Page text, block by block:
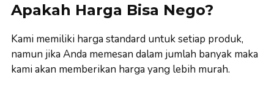
Apakah Harga Bisa Nego?
Kami memiliki harga standard untuk setiap produk,
namun jika Anda memesan dalam jumlah banyak maka
kami akan memberikan harga yang lebih murah.